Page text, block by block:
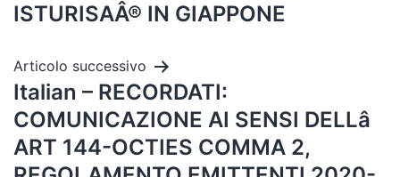
ISTURISAÂ® IN GIAPPONE
Articolo successivo
Italian – RECORDATI:
COMUNICAZIONE AI SENSI DELLâ
ART 144-OCTIES COMMA 2,